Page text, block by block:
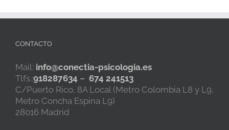
CONTACTO
Mail: info@conectia-psicologia.es
Tlfs.:918287634 – 674 241513
C/Puerto Rico, 8A Local (Metro Colombia L8 y L9,
Metro Concha Espina L9)
28016 Madrid